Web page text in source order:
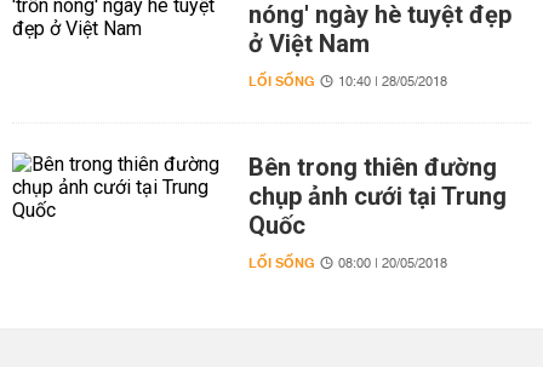
nóng' ngày hè tuyệt đẹp
ở Việt Nam
LỐI SỐNG 10:40 | 28/05/2018
Bên trong thiên đường
chụp ảnh cưới tại Trung
Quốc
LỐI SỐNG 08:00 | 20/05/2018